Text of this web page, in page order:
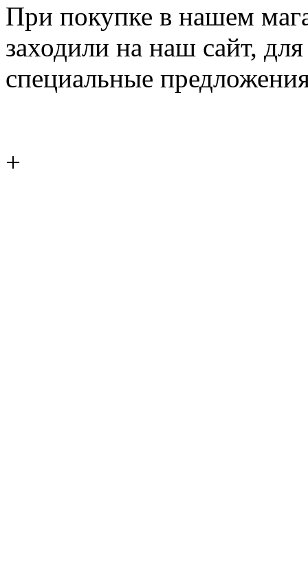
При покупке в нашем
заходили на наш сайт,
специальные
+